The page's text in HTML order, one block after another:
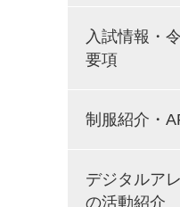
入試情報・
要項
制服紹介・
デジタルア
の活動紹介